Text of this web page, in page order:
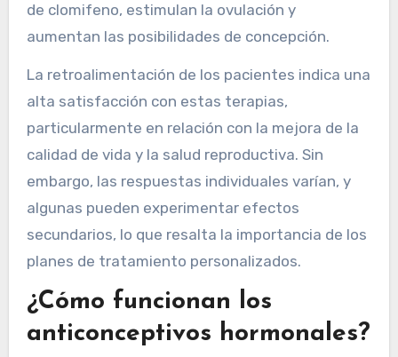
de clomifeno, estimulan la ovulación y
aumentan las posibilidades de concepción.
La retroalimentación de los pacientes indica una
alta satisfacción con estas terapias,
particularmente en relación con la mejora de la
calidad de vida y la salud reproductiva. Sin
embargo, las respuestas individuales varían, y
algunas pueden experimentar efectos
secundarios, lo que resalta la importancia de los
planes de tratamiento personalizados.
¿Cómo funcionan los
anticonceptivos hormonales?